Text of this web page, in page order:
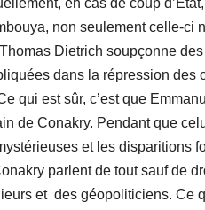
en cas de coup
non seulement celle-ci
Dietrich soupçonne
dans la répression des
qui est sûr, c’est que
de Conakry. Pendant que
et les disparitions
parlent de tout sauf de
et des géopoliticiens. Ce